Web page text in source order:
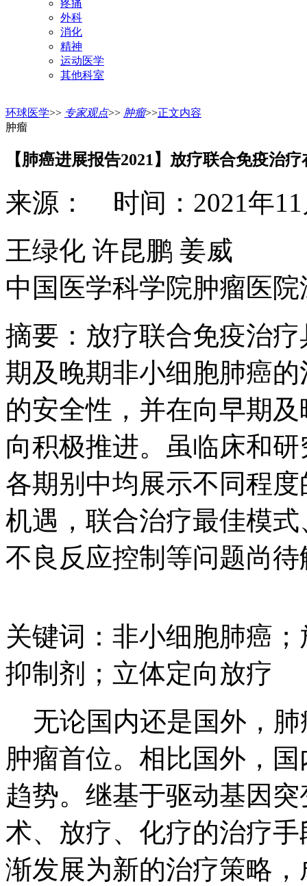
疼痛
外科
消化
精神
运动医学
其他科室
环球医学>> 专家观点>> 肿瘤>>正文内容
肿瘤
【肺癌进展报告2021】放疗联合免疫治
来源： 时间：2021年
王绿化 许昆鹏 姜威
中国医学科学院肿瘤医
摘要：放疗联合免疫治
期及晚期非小细胞肺癌
的安全性，并在向早期
向积极推进。虽临床和
各期别中均展示不同程
机遇，联合治疗最佳模
不良反应控制等问题尚待
关键词：非小细胞肺癌
抑制剂；立体定向放疗
无论国内还是国外，肺
肿瘤首位。相比国外，
趋势。继基于驱动基因
术、放疗、化疗的治疗
渐发展为新的治疗策略